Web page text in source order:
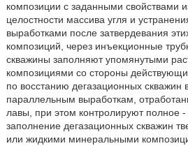
композиции с заданными свойствами
целостности массива угля и
выработками после затвердевания
композиций, через инъекционные
скважины заполняют упомянутыми
композициями со стороны
по восстанию дегазационных скважин
параллельным выработкам,
лавы, при этом контролируют полное
заполнение дегазационных скважин
или жидкими минеральными